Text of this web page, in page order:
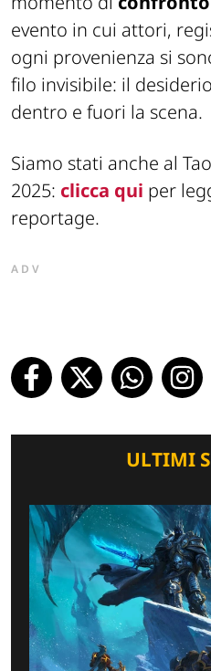
evento in cui attori,
ogni provenienza si
filo invisibile: il
dentro e fuori la scena.
Siamo stati anche al
2025: clicca qui per
reportage.
ADV
ULTIMI